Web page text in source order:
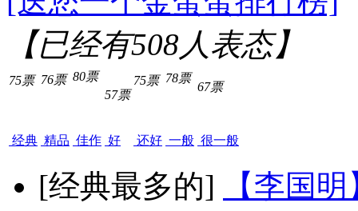
【已经有508人表态】
75票
经典
76票
精品
80票
佳作
57票
好
75票
还好
78票
一般
67票
很一般
[经典最多的]
【李国